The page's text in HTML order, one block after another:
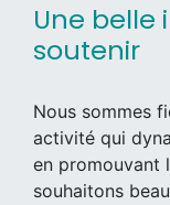
Une belle
soutenir
Nous sommes
activité qui
en promouvant
souhaitons